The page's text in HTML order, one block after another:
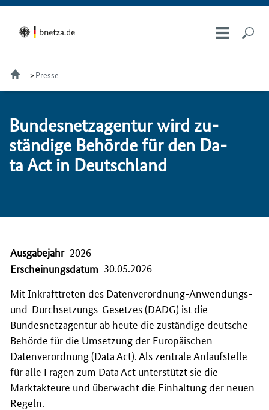
Presse
Bundesnetzagentur wird zu­
stän­di­ge Be­hör­de für den Da­
ta Act in Deutsch­land
Ausgabejahr 2026
Erscheinungsdatum 30.05.2026
Mit Inkrafttreten des Datenverordnung-Anwendungs-
und-Durchsetzungs-Gesetzes (DADG) ist die
Bundesnetzagentur ab heute die zuständige deutsche
Behörde für die Umsetzung der Europäischen
Datenverordnung (Data Act). Als zentrale Anlaufstelle
für alle Fragen zum Data Act unterstützt sie die
Marktakteure und überwacht die Einhaltung der neuen
Regeln.